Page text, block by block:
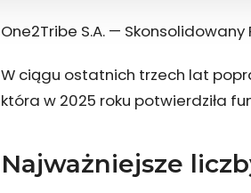
One2Tribe S.A. —
W ciągu ostatnich trzech lat
która w 2025 roku potwierdziła
Najważniejsze